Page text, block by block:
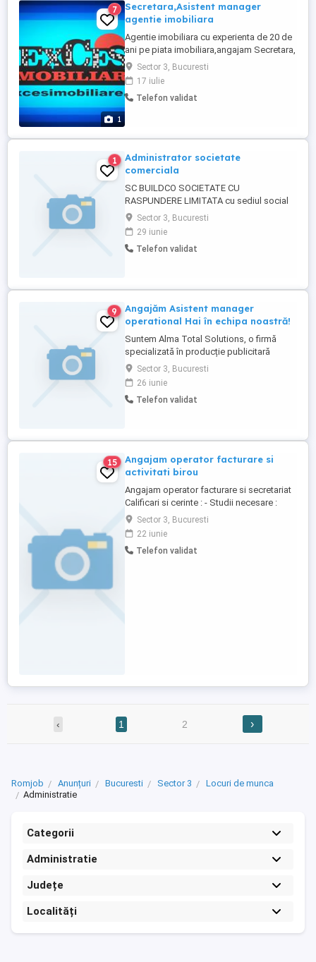
1
7
Secretara,Asistent manager
agentie imobiliara
Agentie imobiliara cu experienta de 20 de
ani pe piata imobiliara,angajam Secretara,
Asistent manager,dinamica, spirit de
echipa, aspect fizic placut, responsabila,
bun organizator, rugam seriozitate, mediu
de lucru performant zona Unirii -Nerva
Sector 3, Bucuresti
17 iulie
Telefon validat
1
Administrator societate
comerciala
SC BUILDCO SOCIETATE CU
RASPUNDERE LIMITATA cu sediul social
in Mun. Bucuresti Sector 3, Calea Mosilor
,Nr.88, ANGAJEAZA ADMINISTRATOR
SOCIETATE COMERCIALA
Sector 3, Bucuresti
29 iunie
Telefon validat
9
Angajăm Asistent manager
operational Hai în echipa noastră!
Suntem Alma Total Solutions, o firmă
specializată în producție publicitară
complexă, cu secții proprii pentru metal,
plastic, PAL, print, ambalare și montaj.
Realizăm standuri expoziționale, insule
pentru retail, display-uri și structuri
Sector 3, Bucuresti
26 iunie
Telefon validat
15
Angajam operator facturare si
activitati birou
Angajam operator facturare si secretariat
Calificari si cerinte : - Studii necesare :
studii generale finalizate (minim diploma
BAC) , experienta in activitati similare,
cursuri operare PC, cursuri limba engleza -
Calitati personale : aptitudine de invatare
Sector 3, Bucuresti
22 iunie
Telefon validat
‹ 1 2 ›
Romjob Anunțuri Bucuresti Sector 3
Locuri de munca
Administratie
Categorii
Administratie
Județe
Localități